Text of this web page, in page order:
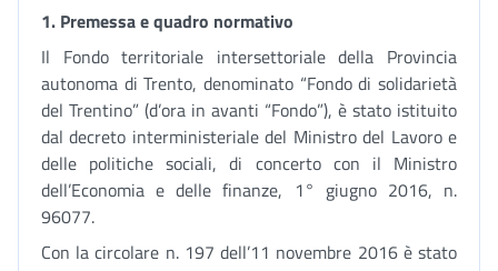
1. Premessa e quadro normativo
Il Fondo territoriale intersettoriale della Provincia
autonoma di Trento, denominato “Fondo di solidarietà
del Trentino” (d’ora in avanti “Fondo”), è stato istituito
dal decreto interministeriale del Ministro del Lavoro e
delle politiche sociali, di concerto con il Ministro
dell’Economia e delle finanze, 1° giugno 2016, n.
96077.
Con la circolare n. 197 dell’11 novembre 2016 è stato